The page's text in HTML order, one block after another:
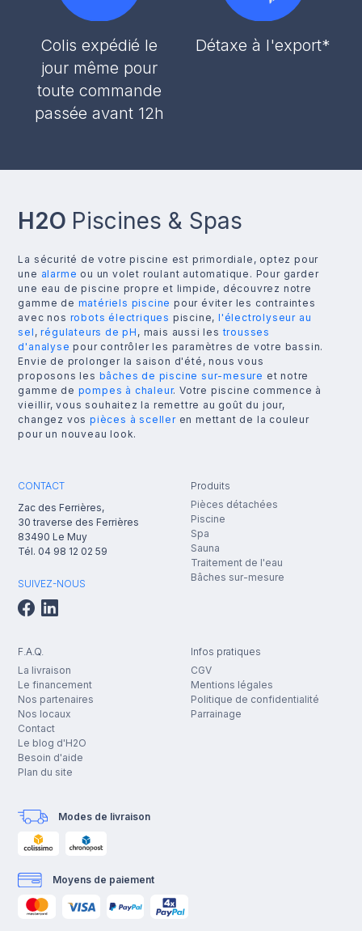
Colis expédié le
jour même pour
toute commande
passée avant 12h
Détaxe à l'export*
H2O Piscines & Spas
La sécurité de votre piscine est primordiale, optez pour
une alarme ou un volet roulant automatique. Pour garder
une eau de piscine propre et limpide, découvrez notre
gamme de matériels piscine pour éviter les contraintes
avec nos robots électriques piscine, l'électrolyseur au
sel ,régulateurs de pH , mais aussi lestrousses
d'analyse pour contrôler les paramètres de votre bassin.
Envie de prolonger la saison d'été, nous vous
proposons les bâches de piscine sur-mesure et notre
gamme de pompes à chaleur. Votre piscine commence à
vieillir, vous souhaitez la remettre au goût du jour,
changez vos pièces à scelleren mettant de la couleur
pour un nouveau look.
CONTACT
Zac des Ferrières,
30 traverse des Ferrières
83490 Le Muy
Tél. 04 98 12 02 59
SUIVEZ-NOUS
Produits
Pièces détachées
Piscine
Spa
Sauna
Traitement de l'eau
Bâches sur-mesure
F.A.Q.
La livraison
Le financement
Nos partenaires
Nos locaux
Contact
Le blog d'H2O
Besoin d'aide
Plan du site
Infos pratiques
CGV
Mentions légales
Politique de confidentialité
Parrainage
Modes de livraison
Moyens de paiement